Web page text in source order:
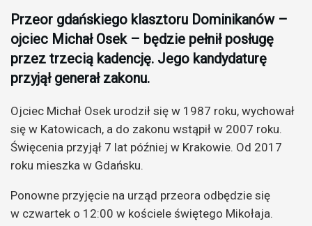
Przeor gdańskiego klasztoru Dominikanów –
ojciec Michał Osek – będzie pełnił posługę
przez trzecią kadencję. Jego kandydaturę
przyjął generał zakonu.
Ojciec Michał Osek urodził się w 1987 roku, wychował
się w Katowicach, a do zakonu wstąpił w 2007 roku.
Święcenia przyjął 7 lat później w Krakowie. Od 2017
roku mieszka w Gdańsku.
Ponowne przyjęcie na urząd przeora odbędzie się
w czwartek o 12:00 w kościele świętego Mikołaja.